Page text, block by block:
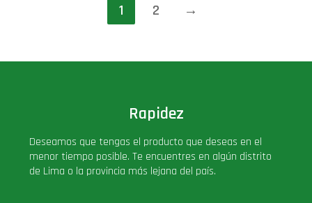
1 2 →
Rapidez
Deseamos que tengas el producto que deseas en el
menor tiempo posible. Te encuentres en algún distrito
de Lima o la provincia más lejana del país.